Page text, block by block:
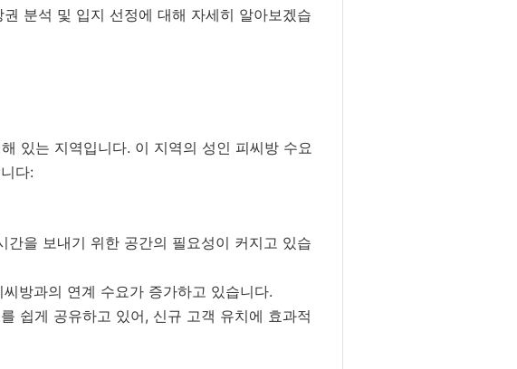
분석 및 입지 선정에 대해 자세히 알아보겠습
있는 지역입니다. 이 지역의 성인 피씨방 수요
다:
을 보내기 위한 공간의 필요성이 커지고 있습
방과의 연계 수요가 증가하고 있습니다.
쉽게 공유하고 있어, 신규 고객 유치에 효과적